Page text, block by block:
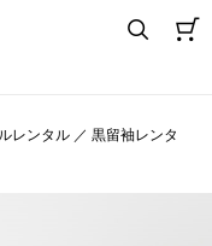
レンタル ／ 黒留袖レンタ